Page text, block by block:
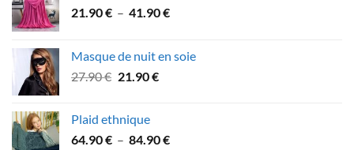
21.90€ – 41.90€Plage
21.90 €
Masque de nuit en soie
27.90€ Le
était :
27.90 €.
21.90€Le
21.90 €.
Plaid ethnique
64.90€ – 84.90€Plage